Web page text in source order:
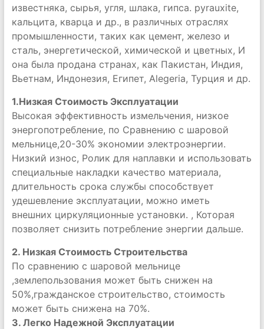
известняка, сырья, угля, шлака, гипса. pyrauxite,
кальцита, кварца и др., в различных отраслях
промышленности, таких как цемент, железо и
сталь, энергетической, химической и цветных, И
она была продана странах, как Пакистан, Индия,
Вьетнам, Индонезия, Египет, Alegeria, Турция и др.
1.Низкая Стоимость Эксплуатации
Высокая эффективность измельчения, низкое
энергопотребление, по Сравнению с шаровой
мельнице,20-30% экономии электроэнергии.
Низкий износ, Ролик для наплавки и использовать
специальные накладки качество материала,
длительность срока службы способствует
удешевление эксплуатации, можно иметь
внешних циркуляционные установки. , Которая
позволяет снизить потребление энергии дальше.
2. Низкая Стоимость Строительства
По сравнению с шаровой мельнице
,землепользования может быть снижен на
50%,гражданское строительство, стоимость
может быть снижена на 70%.
3. Легко Надежной Эксплуатации